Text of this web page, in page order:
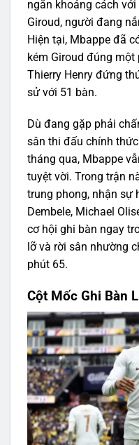
ngắn khoảng cách
Giroud, người đang
Hiện tại, Mbappe đã
kém Giroud đúng
Thierry Henry đứng
sử với 51 bàn.
Dù đang gặp phải
sân thi đấu chính
tháng qua, Mbappe
tuyệt vời. Trong trận
trung phong, nhận sự
Dembele, Michael
cơ hội ghi bàn ngay
lỡ và rời sân nhường
phút 65.
Cột Mốc Ghi Bàn